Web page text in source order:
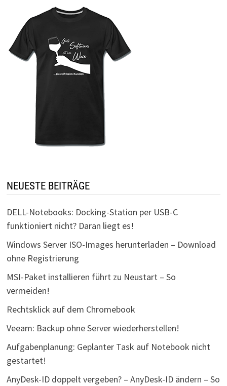
NEUESTE BEITRÄGE
DELL-Notebooks: Docking-Station per USB-C
funktioniert nicht? Daran liegt es!
Windows Server ISO-Images herunterladen – Download
ohne Registrierung
MSI-Paket installieren führt zu Neustart – So
vermeiden!
Rechtsklick auf dem Chromebook
Veeam: Backup ohne Server wiederherstellen!
Aufgabenplanung: Geplanter Task auf Notebook nicht
gestartet!
AnyDesk-ID doppelt vergeben? – AnyDesk-ID ändern – So